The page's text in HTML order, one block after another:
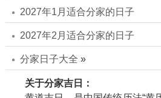
2027年1月适合分家的日子
2027年2月适合分家的日子
分家日子大全 »
关于分家吉日：